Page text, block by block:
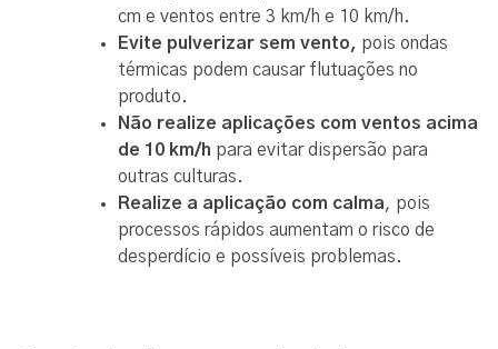
cm e ventos entre 3 km/h e 10 km/h.
Evite pulverizar sem vento, pois ondas
térmicas podem causar flutuações no
produto.
Não realize aplicações com ventos acima
de 10 km/h para evitar dispersão para
outras culturas.
Realize a aplicação com calma, pois
processos rápidos aumentam o risco de
desperdício e possíveis problemas.